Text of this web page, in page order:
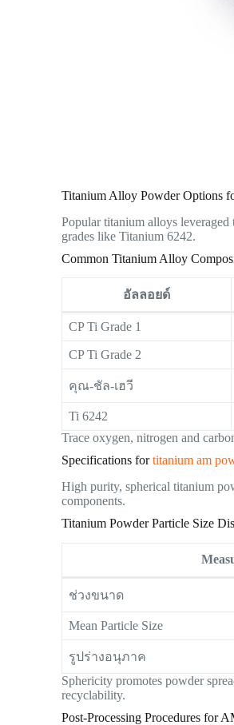
Titanium Alloy Powder Options
Popular titanium alloys
grades like Titanium 6242.
Common Titanium Alloy
อัลลอยด์
CP Ti Grade 1
CP Ti Grade 2
คุณ-ชัล-เฮวี
Ti 6242
Trace oxygen, nitrogen and
Specifications fortitanium am
High purity, spherical titanium
components.
Titanium Powder Particle Size
ช่วงขนาด
Mean Particle Size
รูปร่างอนุภาค
Sphericity promotes powder
recyclability.
Post-Processing Procedures for